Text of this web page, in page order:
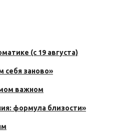
(с 19 августа)
себя заново»
важном
формула близости»